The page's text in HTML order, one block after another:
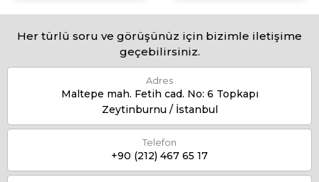
Her türlü soru ve görüşünüz için bizimle iletişime
geçebilirsiniz.
Adres
Maltepe mah. Fetih cad. No: 6 Topkapı
Zeytinburnu / İstanbul
Telefon
+90 (212) 467 65 17